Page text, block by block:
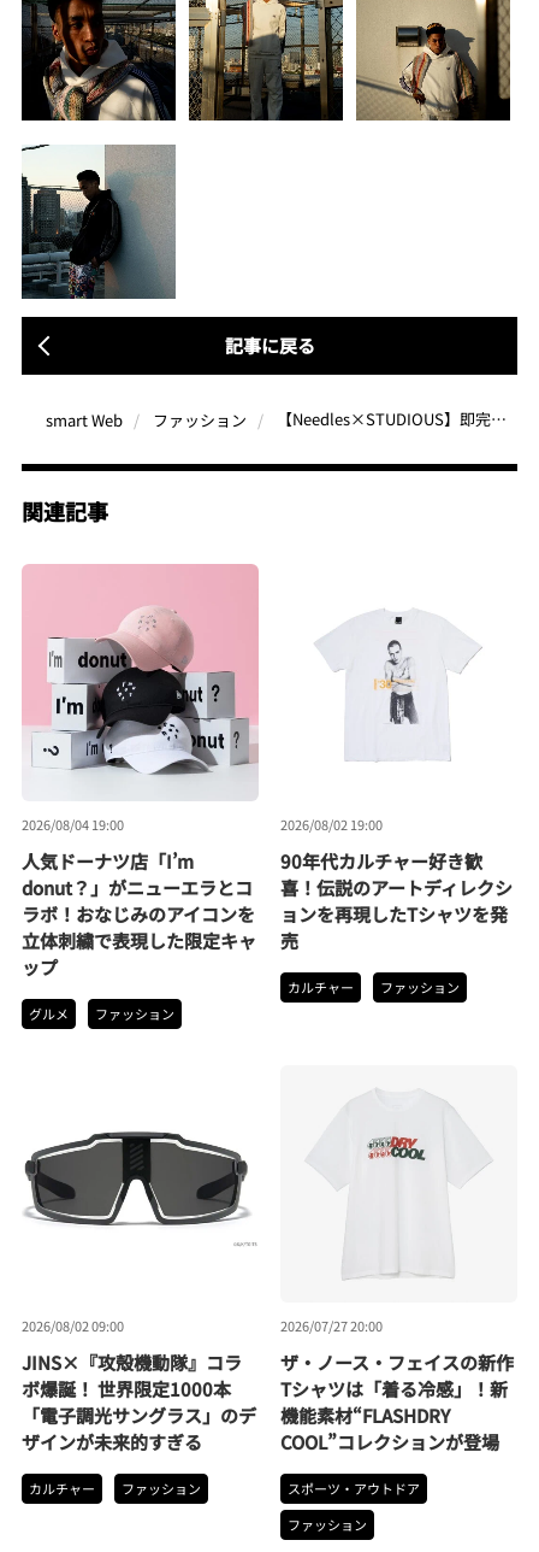
記事に戻る
smart Web ファッション 【Needles×STUDIOUS】即完売したスウェットセットアップが再登場！新たにタイダイTがラインナップ
関連記事
2026/08/04 19:00
人気ドーナツ店「I’m
donut？」がニューエラとコ
ラボ！おなじみのアイコンを
立体刺繍で表現した限定キャ
ップ
グルメ ファッション
2026/08/02 19:00
90年代カルチャー好き歓
喜！伝説のアートディレクシ
ョンを再現したTシャツを発
売
カルチャー ファッション
2026/08/02 09:00
JINS×『攻殻機動隊』コラ
ボ爆誕！ 世界限定1000本
「電子調光サングラス」のデ
ザインが未来的すぎる
カルチャー ファッション
2026/07/27 20:00
ザ・ノース・フェイスの新作
Tシャツは「着る冷感」！新
機能素材“FLASHDRY
COOL”コレクションが登場
スポーツ・アウトドア
ファッション